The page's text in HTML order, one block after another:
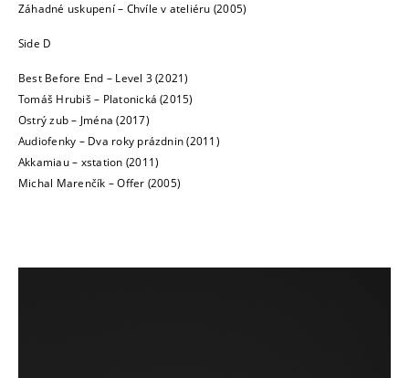
Záhadné uskupení – Chvíle v ateliéru (2005)
Side D
Best Before End – Level 3 (2021)
Tomáš Hrubiš – Platonická (2015)
Ostrý zub – Jména (2017)
Audiofenky – Dva roky prázdnin (2011)
Akkamiau – xstation (2011)
Michal Marenčík – Offer (2005)